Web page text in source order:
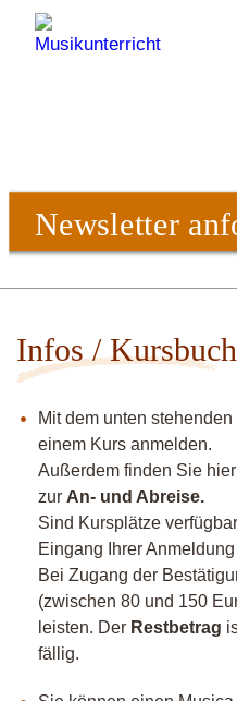
Newsletter
Infos /
Mit dem unten stehenden
einem Kurs anmelden.
Außerdem finden Sie
zur An- und Abreise.
Sind Kursplätze
Eingang Ihrer
Bei Zugang der
(zwischen 80 und 150
leisten. Der Restbetrag
fällig.